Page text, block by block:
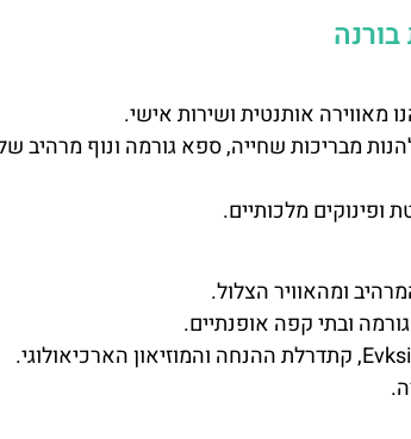
מאווירה אותנטית ושירות אישי.
מבריכות שחייה, ספא גורמה ונוף מרהיב
ופינוקים מלכותיים.
ומהאוויר הצלול.
ובתי קפה אופנתיים.